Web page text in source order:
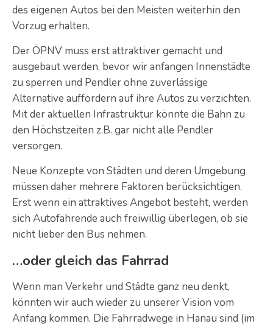
des eigenen Autos bei den Meisten weiterhin den
Vorzug erhalten.
Der ÖPNV muss erst attraktiver gemacht und
ausgebaut werden, bevor wir anfangen Innenstädte
zu sperren und Pendler ohne zuverlässige
Alternative auffordern auf ihre Autos zu verzichten.
Mit der aktuellen Infrastruktur könnte die Bahn zu
den Höchstzeiten z.B. gar nicht alle Pendler
versorgen.
Neue Konzepte von Städten und deren Umgebung
müssen daher mehrere Faktoren berücksichtigen.
Erst wenn ein attraktives Angebot besteht, werden
sich Autofahrende auch freiwillig überlegen, ob sie
nicht lieber den Bus nehmen.
…oder gleich das Fahrrad
Wenn man Verkehr und Städte ganz neu denkt,
könnten wir auch wieder zu unserer Vision vom
Anfang kommen. Die Fahrradwege in Hanau sind (im